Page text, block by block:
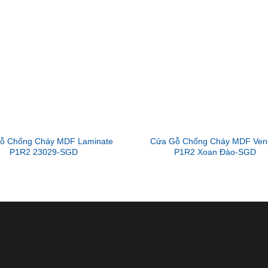
Chống Cháy MDF Laminate
P1R2 23029-SGD
Cửa Gỗ Chống Cháy MDF
P1R2 Xoan Đào-SGD